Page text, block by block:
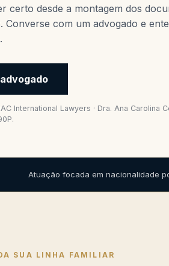
certo desde a montagem dos
Converse com um advogado e
International Lawyers · Dra. Ana Carolina
Atuação focada em nacionalidade
SUA LINHA FAMILIAR